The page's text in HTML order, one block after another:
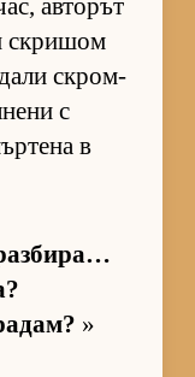
ав­то­рът
скри­шом
скром­
с
в
»